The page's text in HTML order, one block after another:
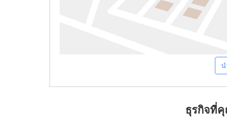
น
ธุรกิจที่